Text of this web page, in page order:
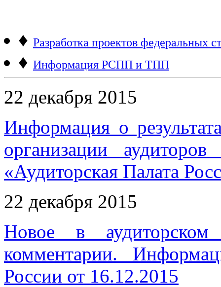
♦ Разработка проектов федеральных
♦ Информация РСПП и ТПП
22 декабря 2015
Информация о
организации аудиторов
«Аудиторская Палата
22 декабря 2015
Новое в аудиторском
комментарии.
России от 16.12.2015